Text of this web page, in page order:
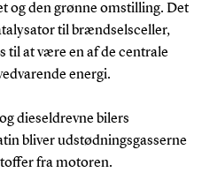
og den grønne omstilling. Det
til brændselsceller,
til at være en af de centrale
energi.
dieseldrevne bilers
bliver udstødningsgasserne
fra motoren.